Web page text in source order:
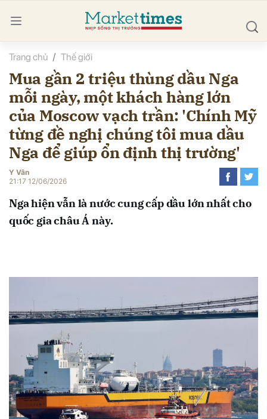
Trang chủ Thế giới
Mua gần 2 triệu thùng dầu Nga
mỗi ngày, một khách hàng lớn
của Moscow vạch trần: 'Chính Mỹ
từng đề nghị chúng tôi mua dầu
Nga để giúp ổn định thị trường'
Y Vân
21:17 12/06/2026
Nga hiện vẫn là nước cung cấp dầu lớn nhất cho
quốc gia châu Á này.
luận